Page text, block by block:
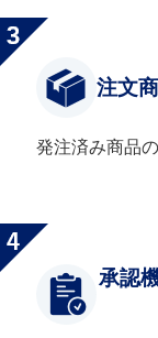
注文
発注済み商品
承認